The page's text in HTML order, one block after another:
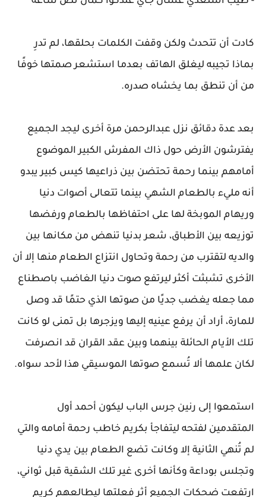
كادت أن تتحدث ولكن وقفت الكلمات بحلقها، لم تدرِ
بماذا تجيبه ليغلق الهاتف بعدما استشعر صمتها خوفًا
من أن تنطق بما يخشاه صدره.
بعد عدة دقائق نزل عبدالرحمن مرة أخرى ليجد الجميع
يفترشون الأرض حول ذاك المفرش الكبير الموضوع
أمامهم بينما رحمة تحتضن بين ذراعيها كيس كبير يبدو
أنه مليء بالطعام الشهي بينما تتعالى أصوات دنيا
وريهام الموبخة لها على احتفاظها بالطعام ورفضها
توزيعه بين الأطباق، شعر بدنيا تنهض من مكانها بين
والديه لتقترب من رحمة وتحاول انتزاع الطعام منها إلا أن
الأخرى تشبثت أكثر ليرتفع صوت دنيا الغاضب باصطناع
مما جعله يغضب جديًا من صوتها الذي حتمًا قد وصل
للمارة، أراد أن يرفع عينيه إليها ويزجرها بل تمنى لو كانت
تلك الأيام الحائلة بينهما وبين عقد القران قد انصرفت
لكان علمها ألا تُسمع صوتها الموسيقي هذا لأحد سواه.
استمعوا إلى رنين جرس الباب ليكون أحمد أول
المتقدمين لفتحه ليتفاجأ بكريم خاطب رحمة أمامه والتي
لم تُنهي الثانية إلا وكانت تضع الطعام بين يدي دنيا
وتجلس بوداعة وكأنها أخرى غير تلك الشقية قبل ثواني،
ارتفعت ضحكات الجميع أثر فعلتها ليطالعهم كريم